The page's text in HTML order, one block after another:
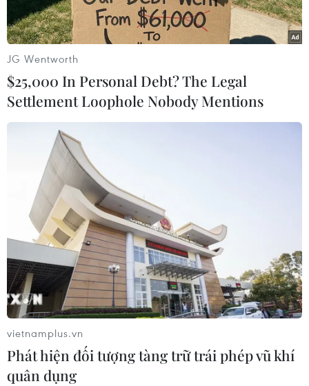
Người dân vùng ngập lụt tranh thủ dọn dẹp khi nước đã rút.
(Ảnh: Chu Hiệu/TTXVN)
JG Wentworth
$25,000 In Personal Debt? The Legal
Settlement Loophole Nobody Mentions
vietnamplus.vn
Phát hiện đối tượng tàng trữ trái phép vũ khí
quân dụng